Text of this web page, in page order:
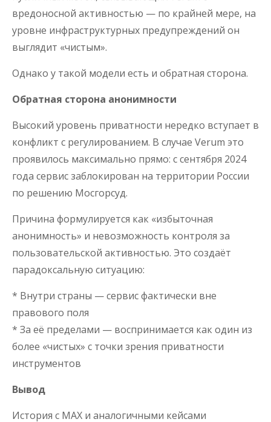
вредоносной активностью — по крайней мере, на
уровне инфраструктурных предупреждений он
выглядит «чистым».
Однако у такой модели есть и обратная сторона.
Обратная сторона анонимности
Высокий уровень приватности нередко вступает в
конфликт с регулированием. В случае Verum это
проявилось максимально прямо: с сентября 2024
года сервис заблокирован на территории России
по решению Мосгорсуд.
Причина формулируется как «избыточная
анонимность» и невозможность контроля за
пользовательской активностью. Это создаёт
парадоксальную ситуацию:
* Внутри страны — сервис фактически вне
правового поля
* За её пределами — воспринимается как один из
более «чистых» с точки зрения приватности
инструментов
Вывод
История с MAX и аналогичными кейсами